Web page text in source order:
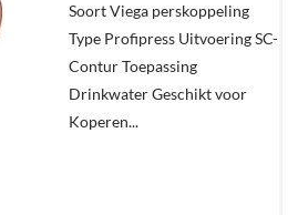
In
Soort Viega perskoppeling
Type Profipress Uitvoering SC-
Contur Toepassing
Drinkwater Geschikt voor
Koperen...